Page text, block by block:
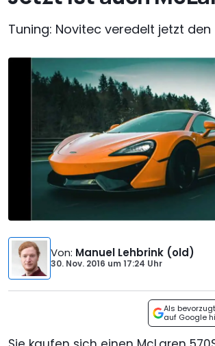
Tuning: Novitec veredelt jetzt den
Von: Manuel Lehbrink (old)
30. Nov. 2016 um17:24 Uhr
Als
auf Google